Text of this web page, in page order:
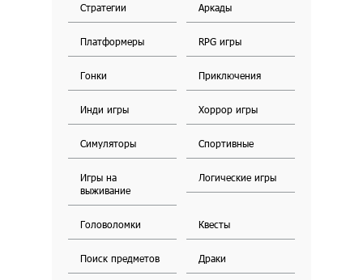
Стратегии Аркады
Платформеры RPG игры
Гонки Приключения
Инди игры Хоррор игры
Симуляторы Спортивные
Игры на
выживание
Логические игры
Головоломки Квесты
Поиск предметов Драки